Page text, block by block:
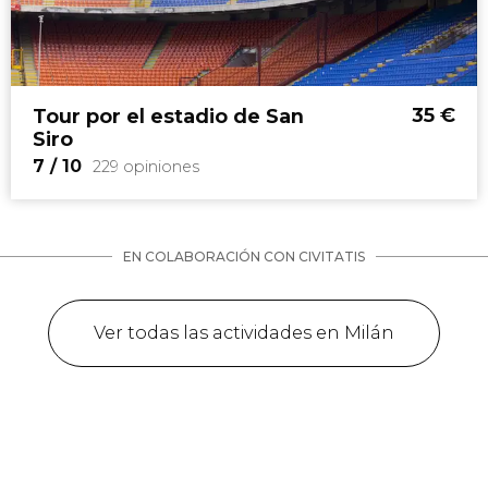
8,7 

558 opiniones
símbolo de la capital de Lombardía
terraza
Tour por el estadio de San
Siro
7 / 10 229 opiniones
35 €
EN COLABORACIÓN CON CIVITATIS
Ver todas las actividades en Milán